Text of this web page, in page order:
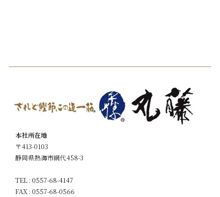
本社所在地
〒413-0103
静岡県熱海市網代458-3
TEL : 0557-68-4147
FAX : 0557-68-0566